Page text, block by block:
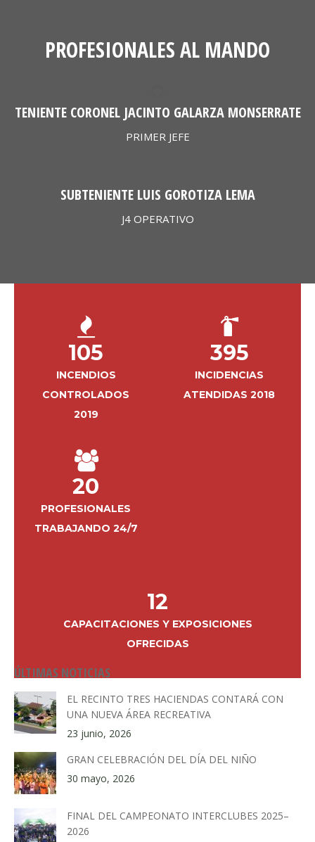
PROFESIONALES AL MANDO
TENIENTE CORONEL JACINTO GALARZA MONSERRATE
PRIMER JEFE
SUBTENIENTE LUIS GOROTIZA LEMA
J4 OPERATIVO
105
INCENDIOS
CONTROLADOS
2019
395
INCIDENCIAS
ATENDIDAS 2018
20
PROFESIONALES
TRABAJANDO 24/7
12
CAPACITACIONES Y EXPOSICIONES
OFRECIDAS
ÚLTIMAS NOTICIAS
EL RECINTO TRES HACIENDAS CONTARÁ CON
UNA NUEVA ÁREA RECREATIVA
23 junio, 2026
GRAN CELEBRACIÓN DEL DÍA DEL NIÑO
30 mayo, 2026
FINAL DEL CAMPEONATO INTERCLUBES 2025–
2026